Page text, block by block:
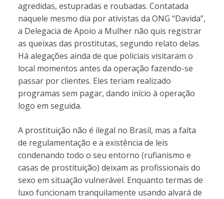
agredidas, estupradas e roubadas. Contatada
naquele mesmo dia por ativistas da ONG “Davida”,
a Delegacia de Apoio a Mulher não quis registrar
as queixas das prostitutas, segundo relato delas.
Há alegações ainda de que policiais visitaram o
local momentos antes da operação fazendo-se
passar por clientes. Eles teriam realizado
programas sem pagar, dando início à operação
logo em seguida.
A prostituição não é ilegal no Brasil, mas a falta
de regulamentação e a existência de leis
condenando todo o seu entorno (rufianismo e
casas de prostituição) deixam as profissionais do
sexo em situação vulnerável. Enquanto termas de
luxo funcionam tranquilamente usando alvará de